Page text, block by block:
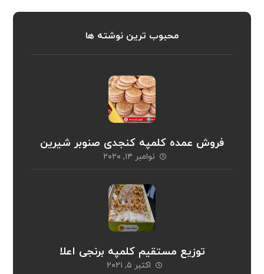
محبوب ترین نوشته ها
فروش عمده کلمپه کنجدی صنوبر شیرین
نوامبر ۱۴, ۲۰۲۰
توزیع مستقیم کلمپه برنجی اعلا
اکتبر ۵, ۲۰۲۱